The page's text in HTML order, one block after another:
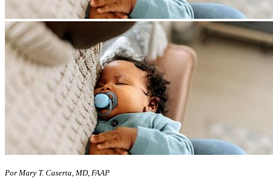
Por Mary T. Caserta, MD, FAAP